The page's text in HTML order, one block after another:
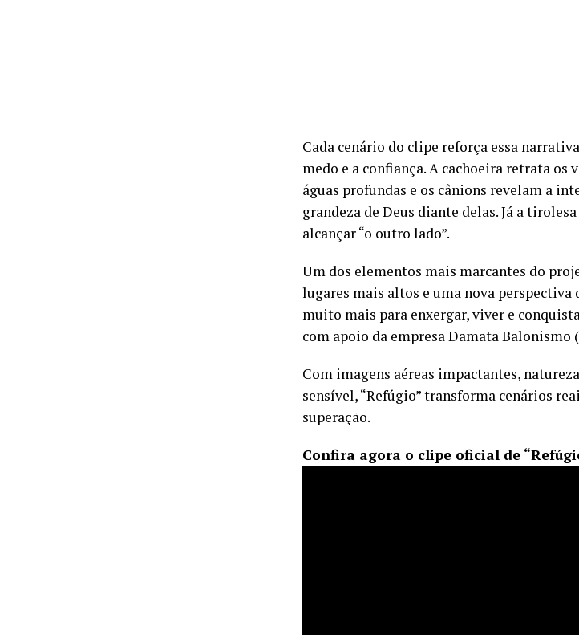
Cada cenário do clipe reforça essa
medo e a confiança. A cachoeira retrata os
águas profundas e os cânions revelam a
grandeza de Deus diante delas. Já a
alcançar “o outro lado”.
Um dos elementos mais marcantes do
lugares mais altos e uma nova
muito mais para enxergar, viver e
com apoio da empresa Damata
Com imagens aéreas impactantes,
sensível, “Refúgio” transforma cenários
superação.
Confira agora o clipe oficial de